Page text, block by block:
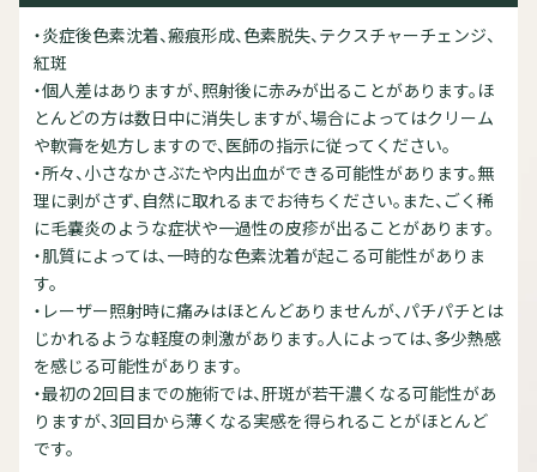
・炎症後色素沈着、瘢痕形成、色素脱失、テクスチャーチェンジ、
紅斑
・個人差はありますが、照射後に赤みが出ることがあります。ほ
とんどの方は数日中に消失しますが、場合によってはクリーム
や軟膏を処方しますので、医師の指示に従ってください。
・所々、小さなかさぶたや内出血ができる可能性があります。無
理に剥がさず、自然に取れるまでお待ちください。また、ごく稀
に毛嚢炎のような症状や一過性の皮疹が出ることがあります。
・肌質によっては、一時的な色素沈着が起こる可能性がありま
す。
・レーザー照射時に痛みはほとんどありませんが、パチパチとは
じかれるような軽度の刺激があります。人によっては、多少熱感
を感じる可能性があります。
・最初の2回目までの施術では、肝斑が若干濃くなる可能性があ
りますが、3回目から薄くなる実感を得られることがほとんど
です。